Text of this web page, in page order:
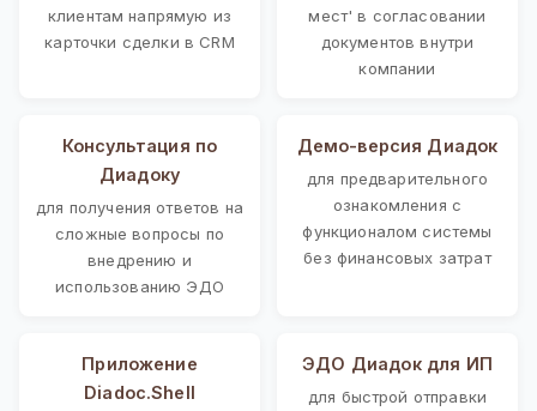
клиентам напрямую из
карточки сделки в CRM
мест' в согласовании
документов внутри
компании
Консультация по
Диадоку
для получения ответов на
сложные вопросы по
внедрению и
использованию ЭДО
Демо-версия Диадок
для предварительного
ознакомления с
функционалом системы
без финансовых затрат
Приложение
Diadoc.Shell
ЭДО Диадок для ИП
для быстрой отправки